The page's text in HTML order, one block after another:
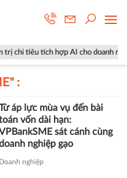
tích hợp AI cho doanh nghiệp
" :
áp lực mùa vụ đến bài
vốn dài hạn:
sát cánh cùng
nghiệp gạo
Doanh nghiệp